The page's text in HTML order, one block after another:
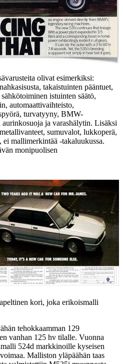
olivat esimerkiksi:
takaistuinten pääntuet,
istuinten säätö,
automaattivaihteisto,
turvatyyny, BMW-
ja varashälytin. Lisäksi
sumuvalot, lukkoperä,
mallimerkintää -takaluukussa.
monipuolisen
kori, joka erikoismalli
tehokkaamman 129
vanhan 125 hv tilalle. Vuonna
524d markkinoille kyseisen
Malliston yläpäähän taas